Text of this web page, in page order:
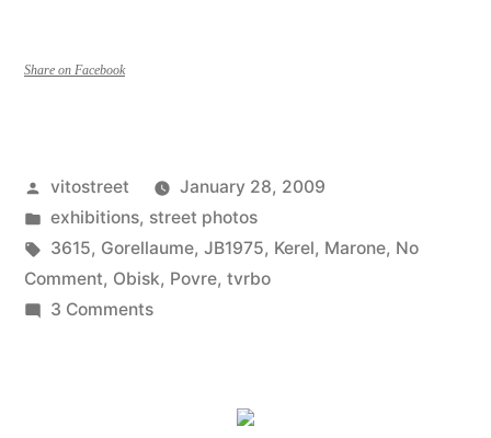
Share on Facebook
Posted
by
vitostreet
January 28, 2009
Posted
in
exhibitions, street photos
Tags:
3615, Gorellaume, JB1975, Kerel, Marone, No
Comment, Obisk, Povre, tvrbo
3 Commentson